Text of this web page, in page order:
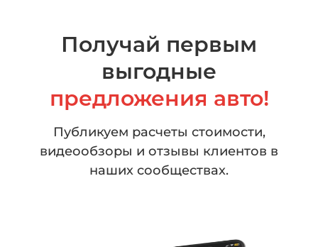
Получай первым
выгодные
предложения авто!
Публикуем расчеты стоимости,
видеообзоры и отзывы клиентов в
наших сообществах.